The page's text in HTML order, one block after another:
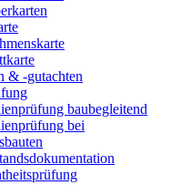
& -gutachten
baubegleitend
bei